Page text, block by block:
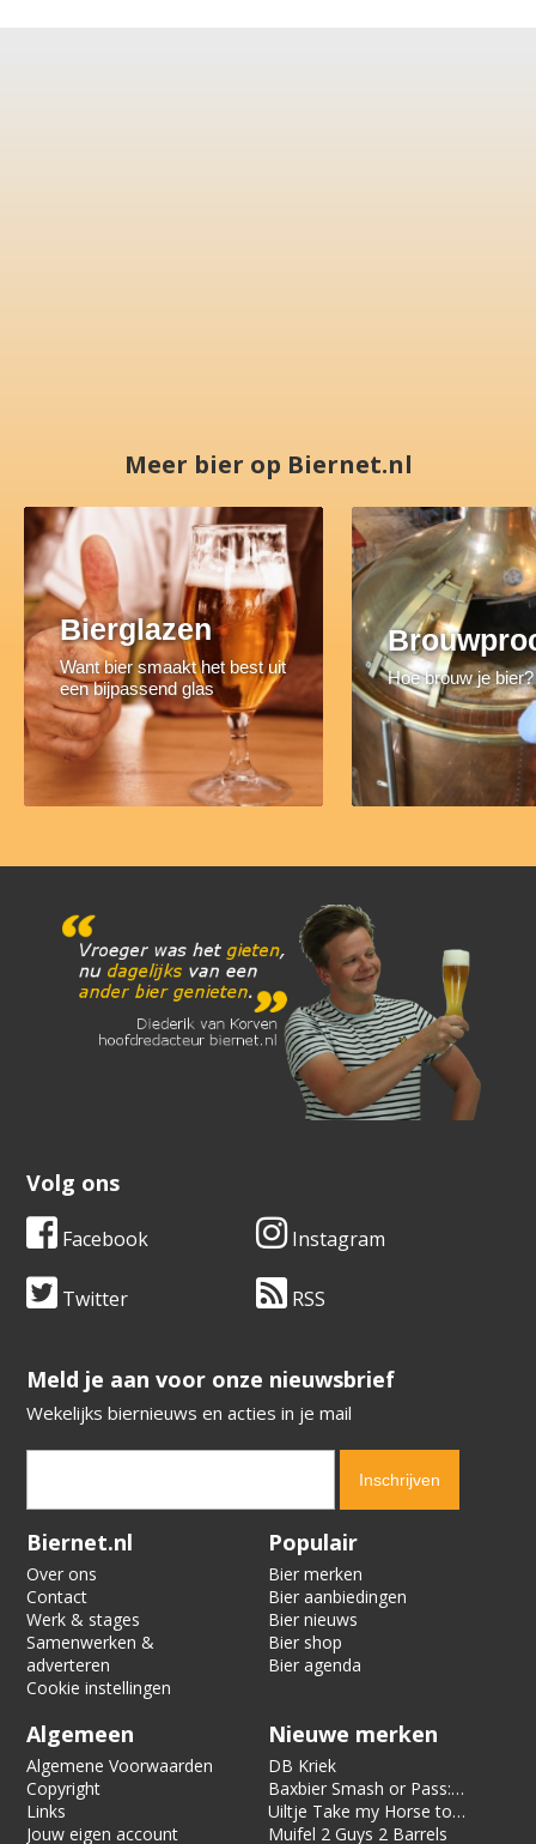
Meer bier op Biernet.nl
Bierglazen
Want bier smaakt het best uit
een bijpassend glas
Hoe brouw je bier?
Volg ons
Facebook Instagram
Twitter RSS
​​​​​​​Meld je aan voor onze nieuwsbrief
Wekelijks biernieuws en acties in je mail
Verification code:
Biernet.nl
Over ons
Contact
Werk & stages
Samenwerken &
adverteren
Cookie instellingen
Populair
Bier merken
Bier aanbiedingen
Bier nieuws
Bier shop
Bier agenda
Algemeen
Algemene Voorwaarden
Copyright
Links
Jouw eigen account
Nieuwe merken
DB Kriek
Baxbier Smash or Pass:
Strata
Uiltje Take my Horse to
the Hotel Room
Muifel 2 Guys 2 Barrels